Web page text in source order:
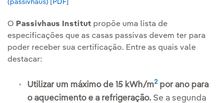
(passivhaus) [PDF]
O Passivhaus Institut propõe uma lista de
especificações que as casas passivas devem ter para
poder receber sua certificação. Entre as quais vale
destacar:
Utilizar um máximo de 15 kWh/m2 por ano para
o aquecimento e a refrigeração. Se a segunda